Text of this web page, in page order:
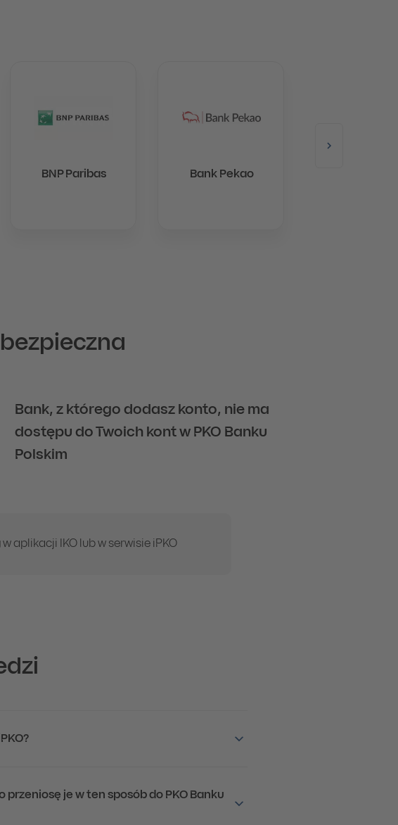
BNP Paribas Bank Pekao
Bank, z którego dodasz konto, nie ma
dostępu do Twoich kont w PKO Banku
Polskim
w aplikacji IKO lub w serwisie iPKO
przeniosę je w ten sposób do PKO Banku